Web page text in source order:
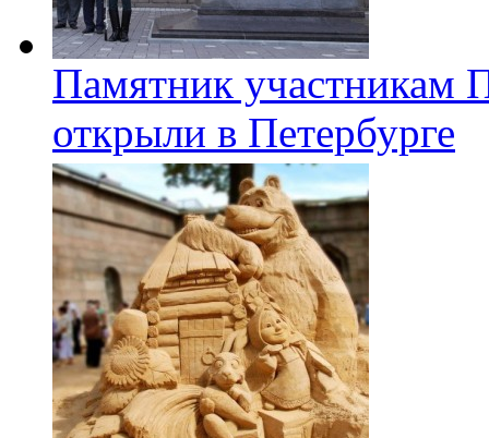
Памятник участникам
открыли в Петербурге